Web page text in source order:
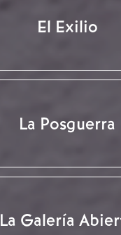
El Exilio
La Posguerra
La Galería